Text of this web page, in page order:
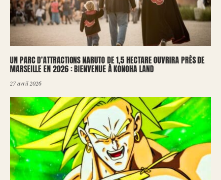
UN PARC D’ATTRACTIONS NARUTO DE 1,5 HECTARE OUVRIRA PRÈS DE
MARSEILLE EN 2026 : BIENVENUE À KONOHA LAND
27 avril 2026